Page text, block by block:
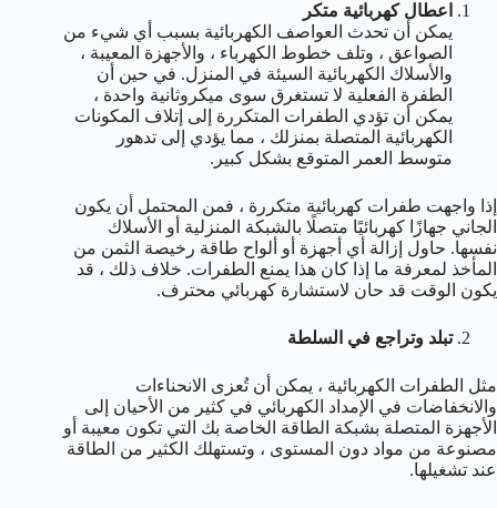
اعطال كهربائية متكر
يمكن أن تحدث العواصف الكهربائية بسبب أي شيء من
الصواعق ، وتلف خطوط الكهرباء ، والأجهزة المعيبة ،
والأسلاك الكهربائية السيئة في المنزل. في حين أن
الطفرة الفعلية لا تستغرق سوى ميكروثانية واحدة ،
يمكن أن تؤدي الطفرات المتكررة إلى إتلاف المكونات
الكهربائية المتصلة بمنزلك ، مما يؤدي إلى تدهور
متوسط ​​العمر المتوقع بشكل كبير.
إذا واجهت طفرات كهربائية متكررة ، فمن المحتمل أن يكون
الجاني جهازًا كهربائيًا متصلًا بالشبكة المنزلية أو الأسلاك
نفسها. حاول إزالة أي أجهزة أو ألواح طاقة رخيصة الثمن من
المأخذ لمعرفة ما إذا كان هذا يمنع الطفرات. خلاف ذلك ، قد
يكون الوقت قد حان لاستشارة كهربائي محترف.
تبلد وتراجع في السلطة
مثل الطفرات الكهربائية ، يمكن أن تُعزى الانحناءات
والانخفاضات في الإمداد الكهربائي في كثير من الأحيان إلى
الأجهزة المتصلة بشبكة الطاقة الخاصة بك التي تكون معيبة أو
مصنوعة من مواد دون المستوى ، وتستهلك الكثير من الطاقة
عند تشغيلها.